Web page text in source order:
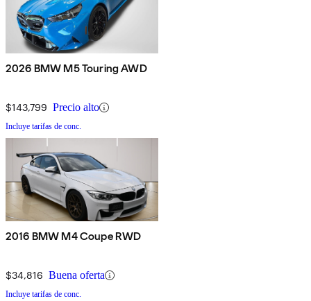
2026 BMW M5 Touring AWD
$143,799 Precio alto
Incluye tarifas de conc.
2016 BMW M4 Coupe RWD
$34,816 Buena oferta
Incluye tarifas de conc.